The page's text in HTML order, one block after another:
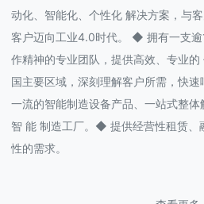
动化、智能化、个性化 解决方案，与
客户迈向工业4.0时代。 ◆ 拥有一支
作精神的专业团队，提供高效、专业
国主要区域，深刻理解客户所需，快
一流的智能制造设备产品、一站式整
智 能 制造工厂。◆ 提供经营性租赁、
性的需求。